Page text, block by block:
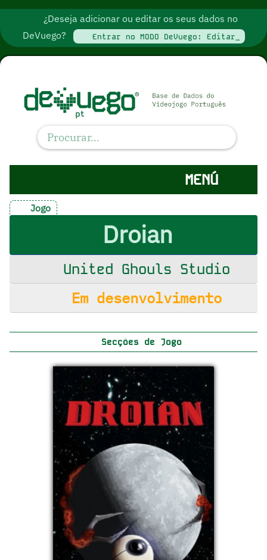
¿Deseja adicionar ou editar os seus dados no
DeVuego?
Entrar no MODO DeVuego: Editar_
MENÚ
Jogo
Droian
United Ghouls Studio
Em desenvolvimento
Secções de Jogo